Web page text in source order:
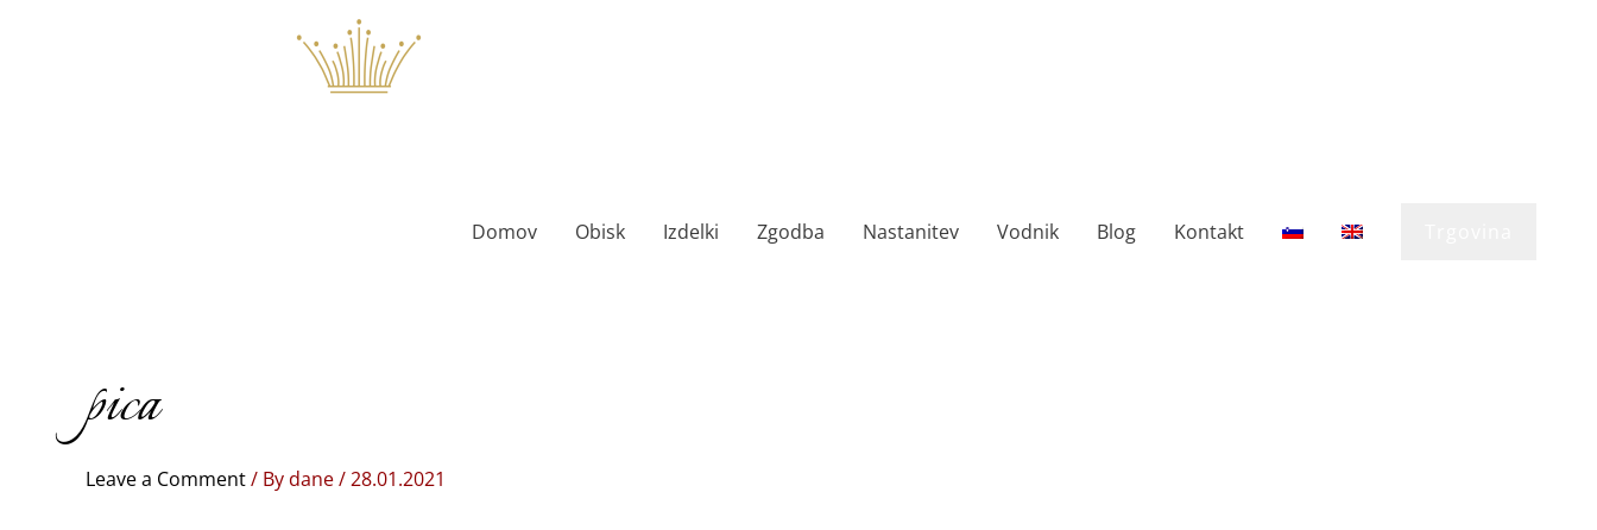
Domov Obisk Izdelki Zgodba Nastanitev Vodnik Blog Kontakt
pica
Leave a Comment/ Bydane/28.01.2021